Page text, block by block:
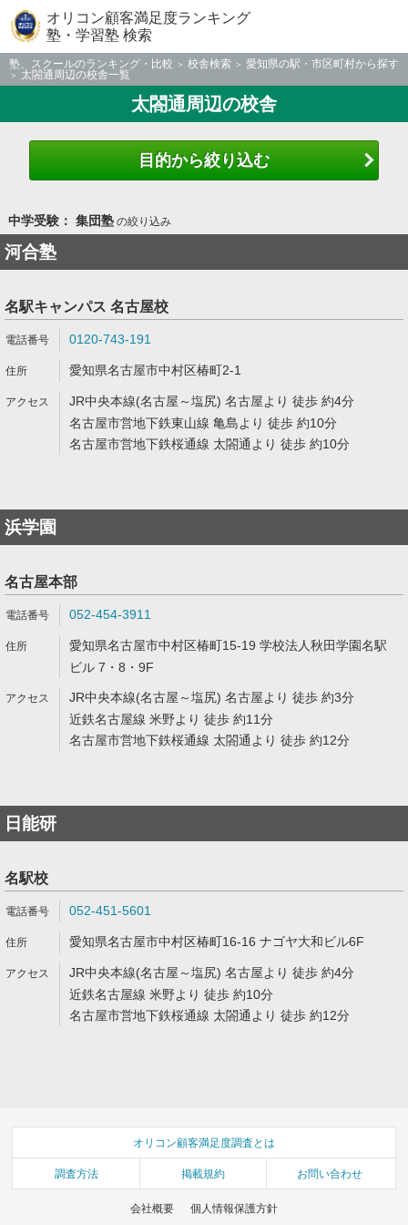
オリコン顧客満足度ランキング
塾・学習塾 検索
塾、スクールのランキング・比較 校舎検索
愛知県の駅・市区町村から探す
太閤通周辺の校舎一覧
太閤通周辺の校舎
目的から絞り込む
中学受験： 集団塾の絞り込み
河合塾
名駅キャンパス 名古屋校
0120-743-191
愛知県名古屋市中村区椿町2-1
JR中央本線(名古屋～塩尻) 名古屋より 徒歩 約4分
名古屋市営地下鉄東山線 亀島より 徒歩 約10分
名古屋市営地下鉄桜通線 太閤通より 徒歩 約10分
浜学園
名古屋本部
052-454-3911
愛知県名古屋市中村区椿町15-19 学校法人秋田学園名駅
ビル 7・8・9F
JR中央本線(名古屋～塩尻) 名古屋より 徒歩 約3分
近鉄名古屋線 米野より 徒歩 約11分
名古屋市営地下鉄桜通線 太閤通より 徒歩 約12分
日能研
名駅校
052-451-5601
愛知県名古屋市中村区椿町16-16 ナゴヤ大和ビル6F
JR中央本線(名古屋～塩尻) 名古屋より 徒歩 約4分
近鉄名古屋線 米野より 徒歩 約10分
名古屋市営地下鉄桜通線 太閤通より 徒歩 約12分
オリコン顧客満足度調査とは
調査方法 掲載規約 お問い合わせ
会社概要 個人情報保護方針